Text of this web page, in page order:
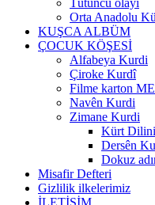
Tütüncü olayı
Orta Anadolu
KUŞCA ALBÜM
ÇOCUK KÖŞESİ
Alfabeya Kurdi
Çiroke Kurdî
Filme karton
Navên Kurdi
Zimane Kurdi
Kürt Dilini
Dersên
Dokuz
Misafir Defteri
Gizlilik ilkelerimiz
İLETİŞİM